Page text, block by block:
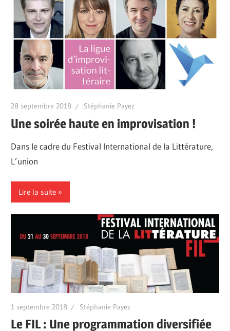
28 septembre 2018 Stéphanie Payez
Une soirée haute en improvisation !
Dans le cadre du Festival International de la Littérature,
L’union
Lire la suite
1 septembre 2018 Stéphanie Payez
Le FIL : Une programmation diversifiée